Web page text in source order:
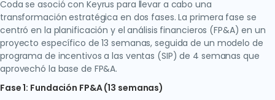
Coda se asoció con Keyrus para llevar a cabo una
transformación estratégica en dos fases. La primera fase se
centró en la planificación y el análisis financieros (FP&A) en un
proyecto específico de 13 semanas, seguida de un modelo de
programa de incentivos a las ventas (SIP) de 4 semanas que
aprovechó la base de FP&A.
Fase 1: Fundación FP&A (13 semanas)